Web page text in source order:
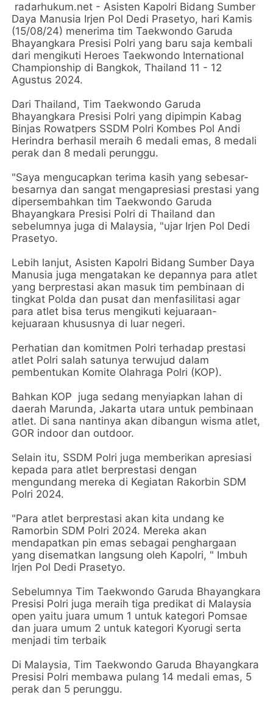
radarhukum.net - Asisten Kapolri Bidang Sumber
Daya Manusia Irjen Pol Dedi Prasetyo, hari Kamis
(15/08/24) menerima tim Taekwondo Garuda
Bhayangkara Presisi Polri yang baru saja kembali
dari mengikuti Heroes Taekwondo International
Championship di Bangkok, Thailand 11 - 12
Agustus 2024.
Dari Thailand, Tim Taekwondo Garuda
Bhayangkara Presisi Polri yang dipimpin Kabag
Binjas Rowatpers SSDM Polri Kombes Pol Andi
Herindra berhasil meraih 6 medali emas, 8 medali
perak dan 8 medali perunggu.
"Saya mengucapkan terima kasih yang sebesar-
besarnya dan sangat mengapresiasi prestasi yang
dipersembahkan tim Taekwondo Garuda
Bhayangkara Presisi Polri di Thailand dan
sebelumnya juga di Malaysia, "ujar Irjen Pol Dedi
Prasetyo.
Lebih lanjut, Asisten Kapolri Bidang Sumber Daya
Manusia juga mengatakan ke depannya para atlet
yang berprestasi akan masuk tim pembinaan di
tingkat Polda dan pusat dan menfasilitasi agar
para atlet bisa terus mengikuti kejuaraan-
kejuaraan khususnya di luar negeri.
Perhatian dan komitmen Polri terhadap prestasi
atlet Polri salah satunya terwujud dalam
pembentukan Komite Olahraga Polri (KOP).
Bahkan KOP juga sedang menyiapkan lahan di
daerah Marunda, Jakarta utara untuk pembinaan
atlet. Di sana nantinya akan dibangun wisma atlet,
GOR indoor dan outdoor.
Selain itu, SSDM Polri juga memberikan apresiasi
kepada para atlet berprestasi dengan
mengundang mereka di Kegiatan Rakorbin SDM
Polri 2024.
"Para atlet berprestasi akan kita undang ke
Ramorbin SDM Polri 2024. Mereka akan
mendapatkan pin emas sebagai penghargaan
yang disematkan langsung oleh Kapolri, " Imbuh
Irjen Pol Dedi Prasetyo.
Sebelumnya Tim Taekwondo Garuda Bhayangkara
Presisi Polri juga meraih tiga predikat di Malaysia
open yaitu juara umum 1 untuk kategori Pomsae
dan juara umum 2 untuk kategori Kyorugi serta
menjadi tim terbaik
Di Malaysia, Tim Taekwondo Garuda Bhayangkara
Presisi Polri membawa pulang 14 medali emas, 5
perak dan 5 perunggu.